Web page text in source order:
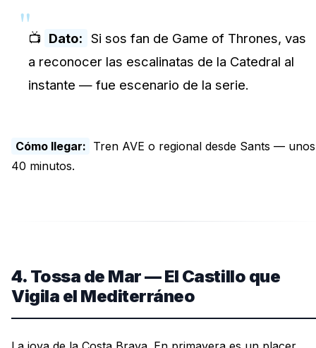
📺 Dato: Si sos fan de Game of Thrones, vas
a reconocer las escalinatas de la Catedral al
instante — fue escenario de la serie.
Cómo llegar: Tren AVE o regional desde Sants — unos
40 minutos.
4. Tossa de Mar — El Castillo que
Vigila el Mediterráneo